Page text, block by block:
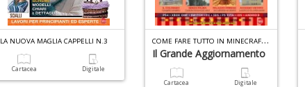
LA NUOVA MAGLIA CAPPELLI N.3
Cartacea Digitale
C
OME FARE TUTTO IN MINECRAFT N.21
Il Grande Aggiornamento
Cartacea Digitale